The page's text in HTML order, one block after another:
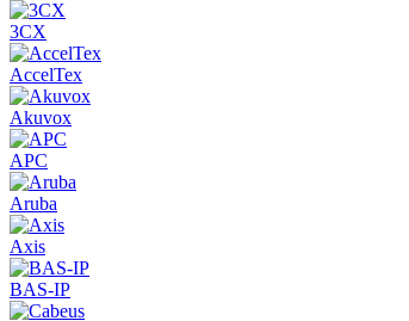
3CX
AccelTex
Akuvox
APC
Aruba
Axis
BAS-IP